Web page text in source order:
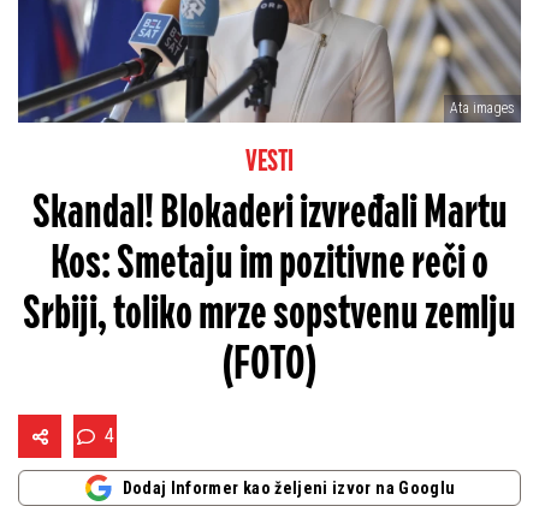
Ata images
VESTI
Skandal! Blokaderi izvređali Martu
Kos: Smetaju im pozitivne reči o
Srbiji, toliko mrze sopstvenu zemlju
(FOTO)
4
Dodaj Informer kao željeni izvor na Googlu